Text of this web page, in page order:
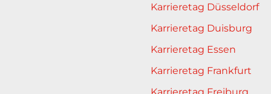
Karrieretag Düsseldorf
Karrieretag Duisburg
Karrieretag Essen
Karrieretag Frankfurt
Karrieretag Freiburg